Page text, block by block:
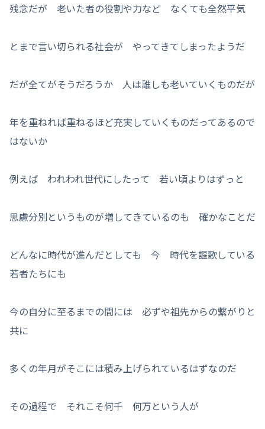
残念だが 老いた者の役割や力など なくても全然平気
とまで言い切られる社会が やってきてしまったようだ
だが全てがそうだろうか 人は誰しも老いていくものだが
年を重ねれば重ねるほど充実していくものだってあるので
はないか
例えば われわれ世代にしたって 若い頃よりはずっと
思慮分別というものが増してきているのも 確かなことだ
どんなに時代が進んだとしても 今 時代を謳歌している
若者たちにも
今の自分に至るまでの間には 必ずや祖先からの繋がりと
共に
多くの年月がそこには積み上げられているはずなのだ
その過程で それこそ何千 何万という人が